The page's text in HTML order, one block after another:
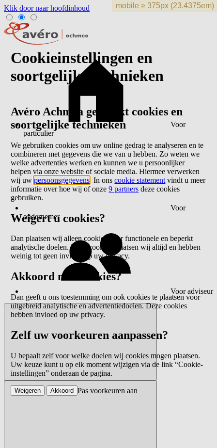
Klik door naar hoofdinhoud
Voor
particulier
Voor
ondernemer
Voor adviseur
Cookieinstellingen en
soortgelijke technieken
Avéro Achmea gebruikt cookies en
soortgelijke technieken
We gebruiken cookies om uw online gedrag te analyseren en te
combineren met gegevens die we van u hebben. Zo weten we
welke advertenties werken en kunnen we u persoonlijker
helpen via onze website of sociale media. Hiermee verwerken
wij uwpersoonsgegevens . In onscookie statement vindt u meer
informatie over hoe wij of onze9 partners deze cookies
gebruiken.
Weigert u cookies?
Dan plaatsen wij alleen cookies voor functionele en beperkt
analytische doelen. Deze cookies plaatsen wij altijd en hebben
weinig tot geen invloed op uw privacy.
Akkoord met cookies?
Dan geeft u ons toestemming om ook cookies te plaatsen voor
uitgebreid analytische en advertentiedoelen. Deze cookies
hebben invloed op uw privacy.
Zelf uw voorkeuren aanpassen?
U bepaalt zelf voor welke doelen wij cookies mogen plaatsen.
Uw keuze kunt u op elk moment wijzigen via de link “Cookie-
instellingen” onderaan de pagina.
Pas voorkeuren aan
Weigeren Akkoord